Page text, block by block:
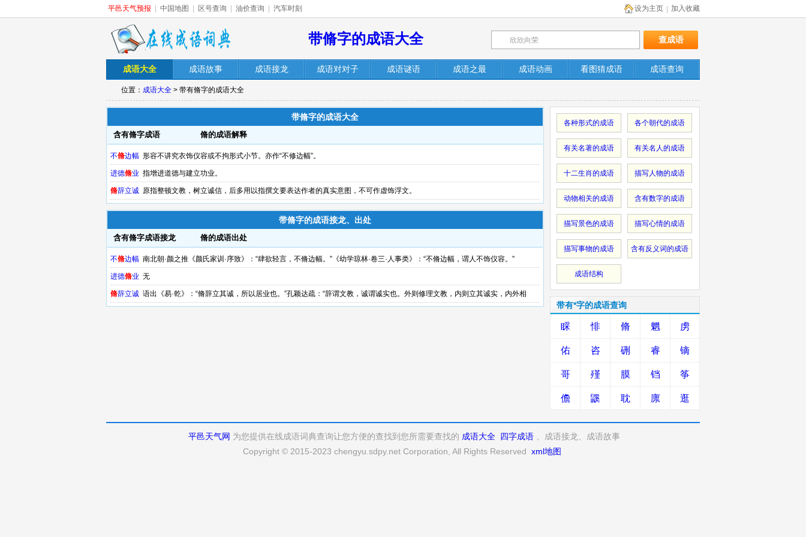
平邑天气预报 中国地图 区号查询 油价查询 汽车时刻 加入收藏
设为主页
带脩字的成语大全
成语大全 成语故事 成语接龙 成语对对子 成语谜语 成语之最 成语动画 看图猜成语 成语查询
位置： 成语大全 > 带有脩字的成语大全
带脩字的成语大全
含有脩字成语 脩的成语解释
不脩边幅 形容不讲究衣饰仪容或不拘形式小节。亦作“不修边幅”。
进德脩业 指增进道德与建立功业。
脩辞立诚 原指整顿文教，树立诚信，后多用以指撰文要表达作者的真实意图，不可作虚饰浮文。
带脩字的成语接龙、出处
含有脩字成语接龙 脩的成语出处
不脩边幅 南北朝·颜之推《颜氏家训·序致》：“肆欲轻言，不脩边幅。”《幼学琼林·卷三·人事类》：“不脩边幅，谓人不饰仪容。”
进德脩业 无
脩辞立诚 语出《易·乾》：“脩辞立其诚，所以居业也。”孔颖达疏：“辞谓文教，诚谓诚实也。外则修理文教，内则立其诚实，内外相
各种形式的成语 各个朝代的成语
有关名著的成语 有关名人的成语
十二生肖的成语 描写人物的成语
动物相关的成语 含有数字的成语
描写景色的成语 描写心情的成语
描写事物的成语 含有反义词的成语
成语结构
带有*字的成语查询
睬 悱 脩 魍 虏
佑 咨 硎 睿 镝
哥 殣 膜 铛 筝
儋 鼷 耽 廪 逛
平邑天气网 为您提供在线成语词典查询让您方便的查找到您所需要查找的 成语大全 四字成语
、成语接龙、成语故事
Copyright © 2015-2023 chengyu.sdpy.net Corporation, All Rights Reserved xml地图